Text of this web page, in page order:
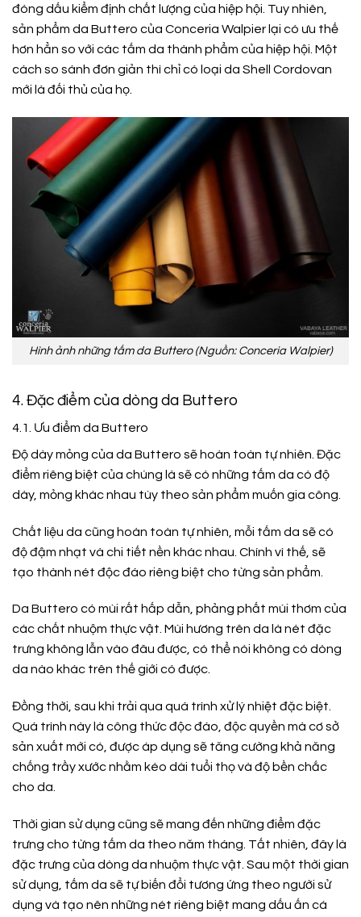
đóng dấu kiểm định chất lượng của hiệp hội. Tuy nhiên,
sản phẩm da Buttero của Conceria Walpier lại có ưu thế
hơn hẳn so với các tấm da thành phẩm của hiệp hội. Một
cách so sánh đơn giản thì chỉ có loại da Shell Cordovan
mới là đối thủ của họ.
Hình ảnh những tấm da Buttero (Nguồn: Conceria Walpier)
4. Đặc điểm của dòng da Buttero
4.1. Ưu điểm da Buttero
Độ dày mỏng của da Buttero sẽ hoàn toàn tự nhiên. Đặc
điểm riêng biệt của chúng là sẽ có những tấm da có độ
dày, mỏng khác nhau tùy theo sản phẩm muốn gia công.
Chất liệu da cũng hoàn toàn tự nhiên, mỗi tấm da sẽ có
độ đậm nhạt và chi tiết nền khác nhau. Chính vì thế, sẽ
tạo thành nét độc đáo riêng biệt cho từng sản phẩm.
Da Buttero có mùi rất hấp dẫn, phảng phất mùi thơm của
các chất nhuộm thực vật. Mùi hương trên da là nét đặc
trưng không lẫn vào đâu được, có thể nói không có dòng
da nào khác trên thế giới có được.
Đồng thời, sau khi trải qua quá trình xử lý nhiệt đặc biệt.
Quá trình này là công thức độc đáo, độc quyền mà cơ sở
sản xuất mới có, được áp dụng sẽ tăng cường khả năng
chống trầy xước nhằm kéo dài tuổi thọ và độ bền chắc
cho da.
Thời gian sử dụng cũng sẽ mang đến những điểm đặc
trưng cho từng tấm da theo năm tháng. Tất nhiên, đây là
đặc trưng của dòng da nhuộm thực vật. Sau một thời gian
sử dụng, tấm da sẽ tự biến đổi tương ứng theo người sử
dụng và tạo nên những nét riêng biệt mang dấu ấn cá